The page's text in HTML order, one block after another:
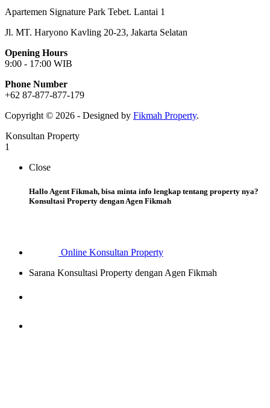
Apartemen Signature Park Tebet. Lantai 1
Jl. MT. Haryono Kavling 20-23, Jakarta Selatan
Opening Hours
9:00 - 17:00 WIB
Phone Number
+62 87-877-877-179
Copyright © 2026 - Designed by Fikmah Property.
Konsultan Property
1
Close
Hallo Agent Fikmah, bisa minta info lengkap tentang property nya?
Konsultasi Property dengan Agen Fikmah
Online Konsultan Property
Sarana Konsultasi Property dengan Agen Fikmah